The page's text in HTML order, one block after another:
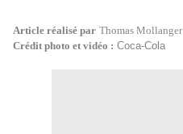
Article réalisé par Thomas Mollanger
Crédit photo et vidéo : Coca-Cola